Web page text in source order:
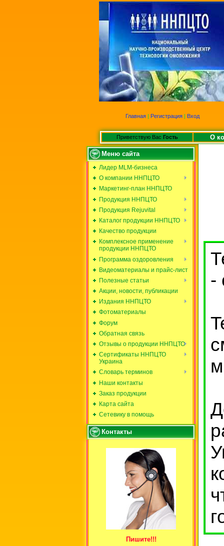
Главная | Регистрация | Вход
Приветствую Вас Гость О
Меню сайта
Лидер MLM-бизнеса
О компании ННПЦТО
Маркетинг-план ННПЦТО
Продукция ННПЦТО
Продукция Rejuvital
Каталог продукции ННПЦТО
Качество продукции
Комплексное применение
продукции ННПЦТО
Программа оздоровления
Видеоматериалы и прайс-лист
Полезные статьи
Акции, новости, публикации
Издания ННПЦТО
Фотоматериалы
Форум
Обратная связь
Отзывы о продукции ННПЦТО
Сертификаты ННПЦТО
Украина
Словарь терминов
Наши контакты
Заказ продукции
Карта сайта
Сетевику в помощь
Контакты
Пишите!!!
-